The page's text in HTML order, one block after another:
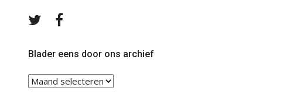
Volg
TwitterFacebook
Blader eens door ons archief
Blader
eens